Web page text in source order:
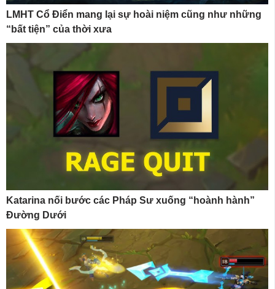
LMHT Cổ Điển mang lại sự hoài niệm cũng như những
“bất tiện” của thời xưa
Katarina nối bước các Pháp Sư xuống “hoành hành”
Đường Dưới